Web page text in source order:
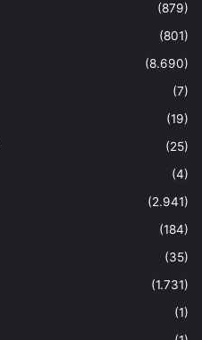
(879)
(801)
(8.690)
(7)
(19)
(25)
(4)
(2.941)
(184)
(35)
(1.731)
(1)